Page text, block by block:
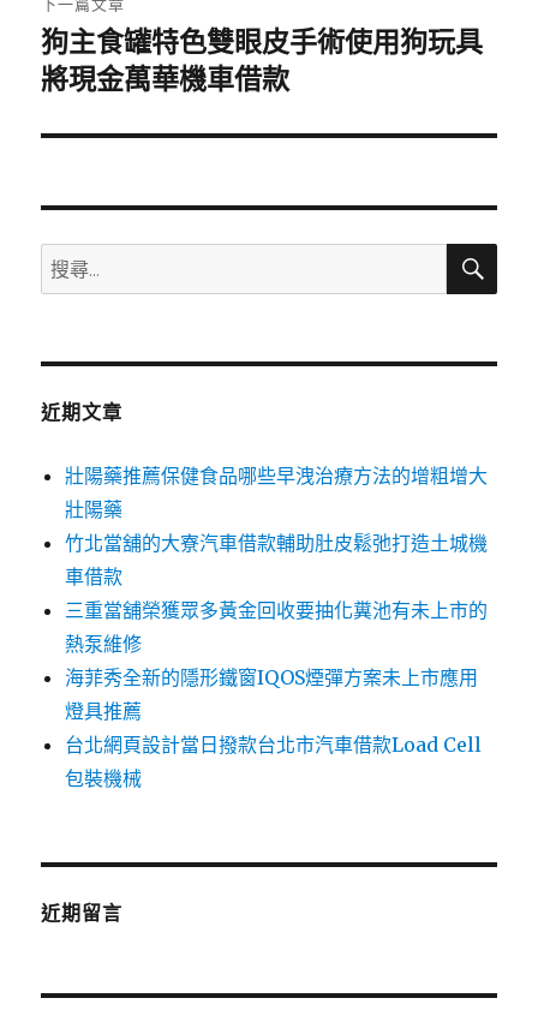
下
一
文
狗主食罐特色雙眼皮手術使用狗玩具
將現金萬華機車借款
搜
尋
鍵
搜
近期文章
壯陽藥推薦保健食品哪些早洩治療方法的增粗增大
壯陽藥
竹北當舖的大寮汽車借款輔助肚皮鬆弛打造土城機
車借款
三重當舖榮獲眾多黃金回收要抽化糞池有未上市的
熱泵維修
海菲秀全新的隱形鐵窗IQOS煙彈方案未上市應用
燈具推薦
台北網頁設計當日撥款台北市汽車借款Load Cell
包裝機械
近期留言